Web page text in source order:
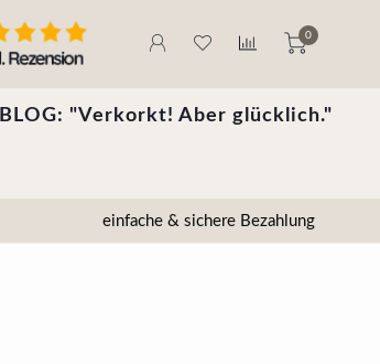
0
BLOG: "Verkorkt! Aber glücklich."
einfache & sichere Bezahlung